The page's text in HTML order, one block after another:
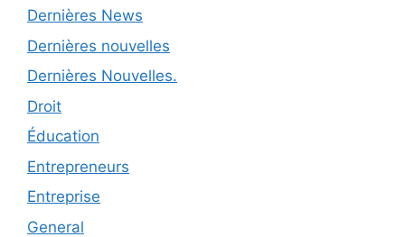
Dernières News
Dernières nouvelles
Dernières Nouvelles.
Droit
Éducation
Entrepreneurs
Entreprise
General